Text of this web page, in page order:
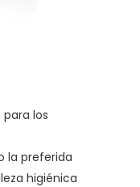
los
la preferida
higiénica